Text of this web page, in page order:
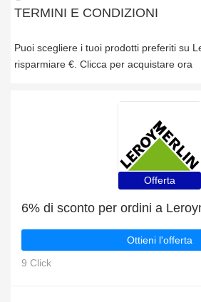
TERMINI E CONDIZIONI
Puoi scegliere i tuoi prodotti preferiti su
risparmiare €. Clicca per acquistare ora
Offerta
6% di sconto per ordini a
Ottieni l'offerta
9 Click